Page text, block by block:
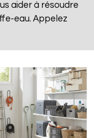
aider à résoudre
eau. Appelez